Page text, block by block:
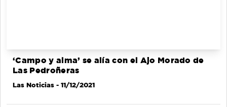
‘Campo y alma’ se alía con el Ajo Morado de
Las Pedroñeras
Las Noticias - 11/12/2021